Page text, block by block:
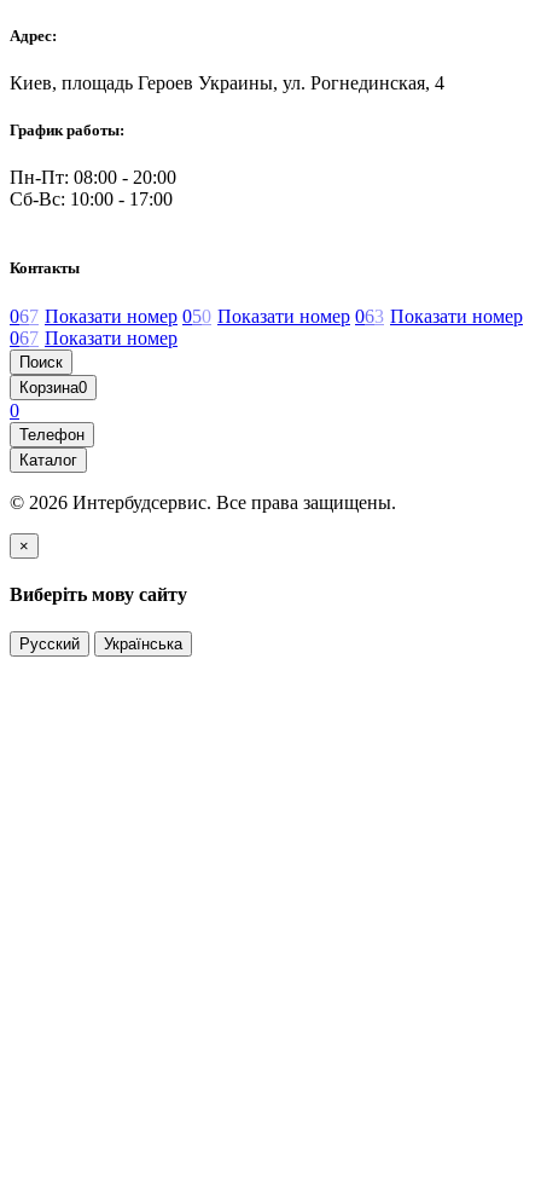
Адрес:
Киев, площадь Героев Украины, ул. Рогнединская, 4
График работы:
Пн-Пт: 08:00 - 20:00
Сб-Вс: 10:00 - 17:00
Контакты
067 Показати номер 050 Показати номер 063 Показати номер
067 Показати номер
Поиск
Корзина0
0
Телефон
Каталог
© 2026 Интербудсервис. Все права защищены.
×
Виберіть мову сайту
Русский Українська